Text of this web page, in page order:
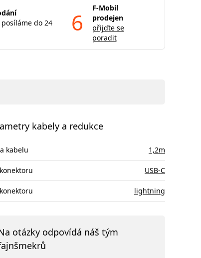
do 24
6
F-Mobil
prodejen
přijďte se
poradit
kabely a redukce
kabelu 1,2m
USB-C
lightning
otázky odpovídá náš tým